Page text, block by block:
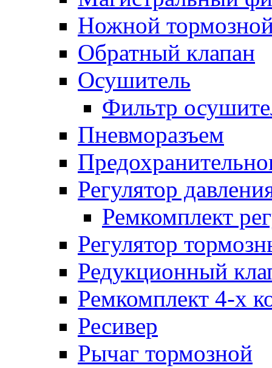
Ножной
Обратный клапан
Осушитель
Фильтр
Пневморазъем
Регулятор
Ремкомплект
Регулятор
Редукционный
Ремкомплект 4-х
Ресивер
Рычаг тормозной